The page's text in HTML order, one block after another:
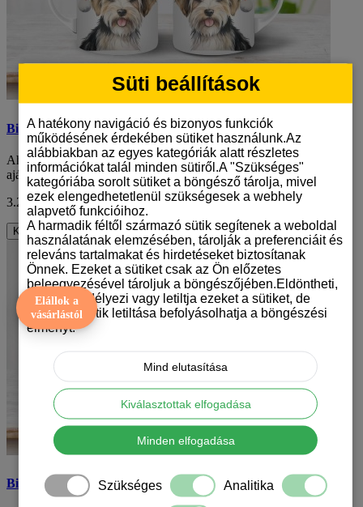
Biewer terrier mintás karácsonyi bögre
Ahogy a karácsony közeledik, az emberek keresik azokat az
ajándékokat, amelyek nem csak szépek, de e..
3.290 FtÁFA nélkül: 2.591 Ft
Kosárba
Biewer terrier mintás karácsonyi bögre
Elállok a
vásárlástól
Süti beállítások
A hatékony navigáció és bizonyos funkciók
működésének érdekében sütiket használunk.Az
alábbiakban az egyes kategóriák alatt részletes
információkat talál minden sütiről.A "Szükséges"
kategóriába sorolt sütiket a böngésző tárolja, mivel
ezek elengedhetetlenül szükségesek a webhely
alapvető funkcióihoz.
A harmadik féltől származó sütik segítenek a weboldal
használatának elemzésében, tárolják a preferenciáit és
releváns tartalmakat és hirdetéseket biztosítanak
Önnek. Ezeket a sütiket csak az Ön előzetes
beleegyezésével tároljuk a böngészőjében.Eldöntheti,
hogy engedélyezi vagy letiltja ezeket a sütiket, de
bizonyos sütik letiltása befolyásolhatja a böngészési
élményt.
Mind elutasítása
Kiválasztottak elfogadása
Minden elfogadása
Szükséges Analitika